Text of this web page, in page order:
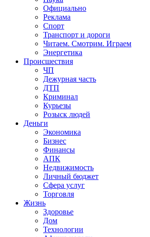
Официально
Реклама
Спорт
Транспорт и дороги
Читаем. Смотрим. Играем
Энергетика
Происшествия
ЧП
Дежурная часть
ДТП
Криминал
Курьезы
Розыск людей
Деньги
Экономика
Бизнес
Финансы
АПК
Недвижимость
Личный бюджет
Сфера услуг
Торговля
Жизнь
Здоровье
Дом
Технологии